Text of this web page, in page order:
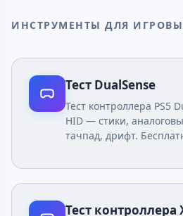
ИНСТРУМЕНТЫ ДЛЯ
Тест DualSense
Тест контроллера PS5
HID — стики,
тачпад, дрифт.
Тест контроллера